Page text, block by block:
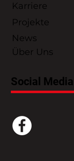
Social Media
Karriere
Projekte
News
Über Uns